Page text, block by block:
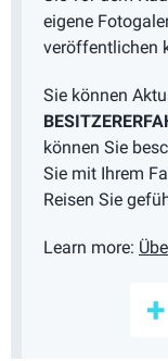
eigene
veröffentlichen
Sie können
können Sie
Sie mit Ihrem
Reisen Sie
Learn more: